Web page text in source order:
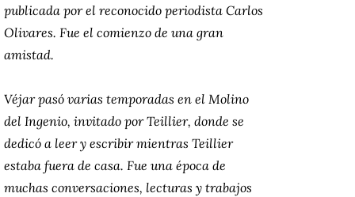
publicada por el reconocido periodista Carlos
Olivares. Fue el comienzo de una gran
amistad.
Véjar pasó varias temporadas en el Molino
del Ingenio, invitado por Teillier, donde se
dedicó a leer y escribir mientras Teillier
estaba fuera de casa. Fue una época de
muchas conversaciones, lecturas y trabajos